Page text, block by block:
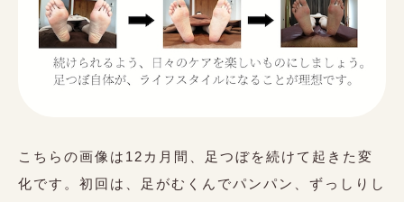
こちらの画像は12カ月間、足つぼを続けて起きた変
化です。初回は、足がむくんでパンパン、ずっしりし